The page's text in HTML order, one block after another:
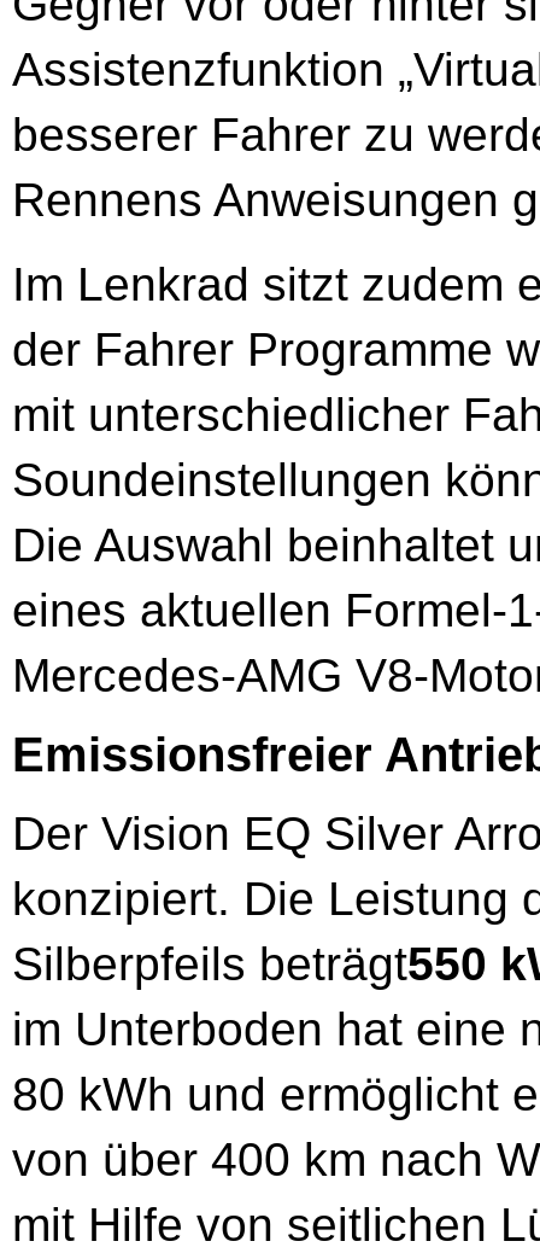
Assistenzfunktion
besserer Fahrer zu
Rennens Anweisungen
Im Lenkrad sitzt zudem
der Fahrer Programme
mit unterschiedlicher
Soundeinstellungen
Die Auswahl beinhaltet
eines aktuellen
Mercedes-AMG V8-
Emissionsfreier
Der Vision EQ Silver
konzipiert. Die Leistung
Silberpfeils beträgt550
im Unterboden hat eine
80 kWh und ermöglicht
von über 400 km nach
mit Hilfe von seitlichen